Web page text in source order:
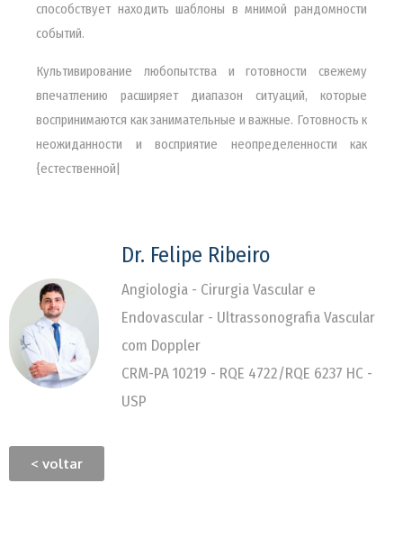
способствует находить шаблоны в мнимой рандомности
событий.
Культивирование любопытства и готовности свежему
впечатлению расширяет диапазон ситуаций, которые
воспринимаются как занимательные и важные. Готовность к
неожиданности и восприятие неопределенности как
{естественной|
Dr. Felipe Ribeiro
Angiologia - Cirurgia Vascular e
Endovascular - Ultrassonografia Vascular
com Doppler
CRM-PA 10219 - RQE 4722/RQE 6237 HC -
USP
< voltar